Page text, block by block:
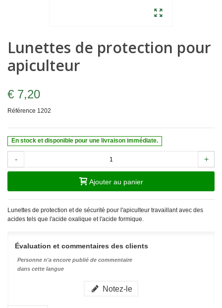
Lunettes de protection pour
apiculteur
€ 7,20
Référence 1202
En stock et disponible pour une livraison immédiate.
- +
Ajouter au panier
Lunettes de protection et de sécurité pour l'apiculteur travaillant avec des
acides tels que l'acide oxalique et l'acide formique.
Évaluation et commentaires des clients
Personne n'a encore publié de commentaire
dans cette langue
Notez-le